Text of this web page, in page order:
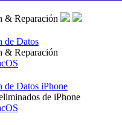
& Reparación
de Datos
& Reparación
de Datos iPhone
de iPhone